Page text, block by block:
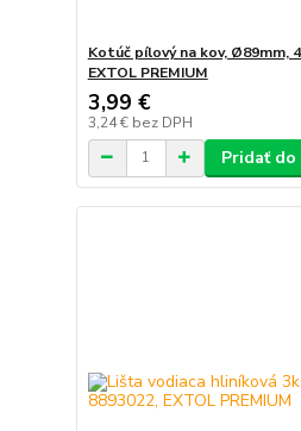
Kotúč pílový na kov, Ø89mm,
EXTOL PREMIUM
3,99 €
3,24 € bez DPH
Pridať do